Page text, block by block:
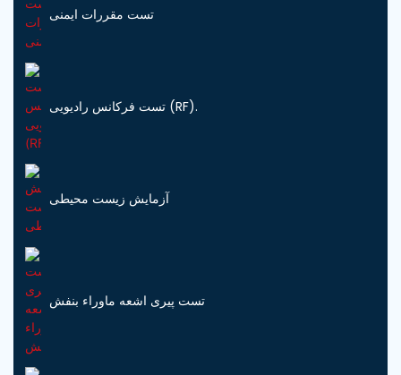
تست مقررات ایمنی
تست فرکانس رادیویی (RF).
آزمایش زیست محیطی
تست پیری اشعه ماوراء بنفش